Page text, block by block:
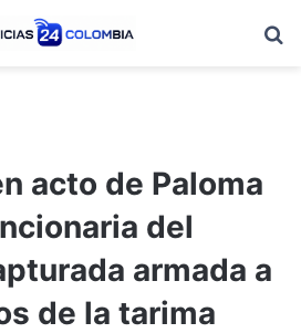
acto de Paloma
del
armada a
de la tarima